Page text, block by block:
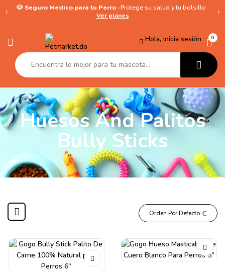
‹ 🐶 Seguro Medico para tu Perro ·Protege su salud y tu bolsillo ·
Ver planes
›
Hola, inicia sesión 0
Huesos And Palitos
Bully Sticks
Orden Por Defecto